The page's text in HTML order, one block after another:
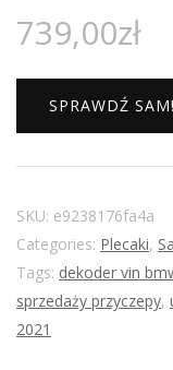
739,00zł
SPRAWDŹ SAM!
SKU: e9238176fa4a
Categories: Plecaki,
Tags: dekoder vin
sprzedaży przyczepy,
2021